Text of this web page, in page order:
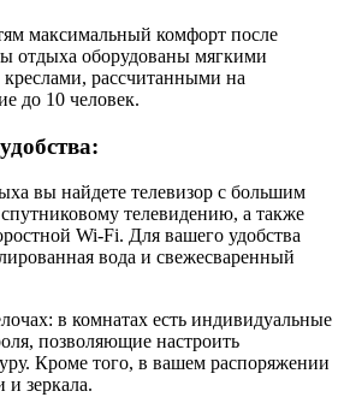
максимальный комфорт после
отдыха оборудованы мягкими
рассчитанными на
до 10 человек.
вы найдете телевизор с большим
телевидению, а также
Wi-Fi. Для вашего удобства
вода и свежесваренный
в комнатах есть индивидуальные
позволяющие настроить
Кроме того, в вашем распоряжении
и зеркала.